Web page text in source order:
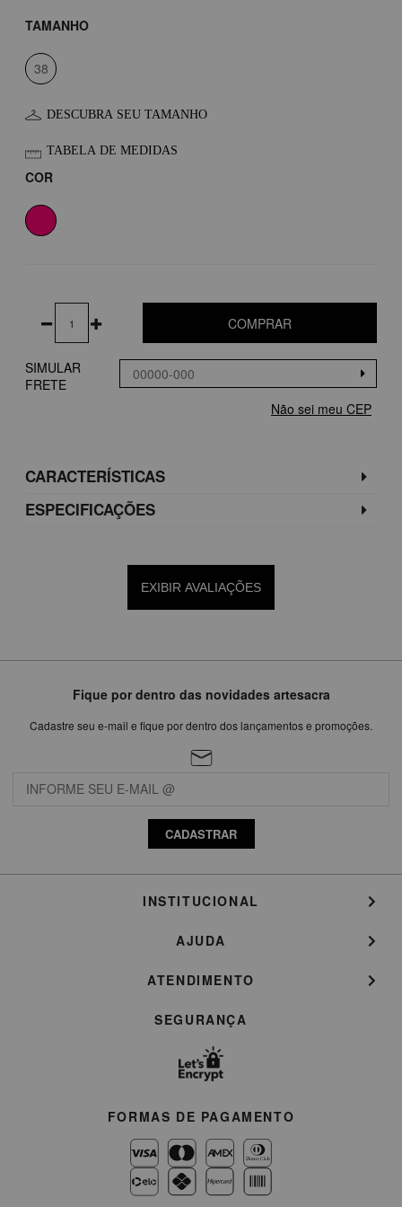
TAMANHO
38
DESCUBRA SEU TAMANHO
TABELA DE MEDIDAS
COR
COMPRAR
SIMULAR
FRETE
Não sei meu CEP
CARACTERÍSTICAS
ESPECIFICAÇÕES
EXIBIR AVALIAÇÕES
Fique por dentro das novidades artesacra
Cadastre seu e-mail e fique por dentro dos lançamentos e promoções.
CADASTRAR
INSTITUCIONAL
AJUDA
ATENDIMENTO
SEGURANÇA
FORMAS DE PAGAMENTO